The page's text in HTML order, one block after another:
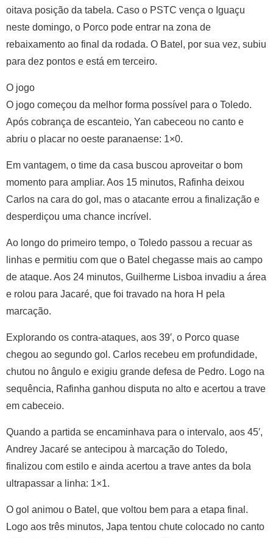
oitava posição da tabela. Caso o PSTC vença o Iguaçu
neste domingo, o Porco pode entrar na zona de
rebaixamento ao final da rodada. O Batel, por sua vez, subiu
para dez pontos e está em terceiro.
O jogo
O jogo começou da melhor forma possível para o Toledo.
Após cobrança de escanteio, Yan cabeceou no canto e
abriu o placar no oeste paranaense: 1×0.
Em vantagem, o time da casa buscou aproveitar o bom
momento para ampliar. Aos 15 minutos, Rafinha deixou
Carlos na cara do gol, mas o atacante errou a finalização e
desperdiçou uma chance incrível.
Ao longo do primeiro tempo, o Toledo passou a recuar as
linhas e permitiu com que o Batel chegasse mais ao campo
de ataque. Aos 24 minutos, Guilherme Lisboa invadiu a área
e rolou para Jacaré, que foi travado na hora H pela
marcação.
Explorando os contra-ataques, aos 39′, o Porco quase
chegou ao segundo gol. Carlos recebeu em profundidade,
chutou no ângulo e exigiu grande defesa de Pedro. Logo na
sequência, Rafinha ganhou disputa no alto e acertou a trave
em cabeceio.
Quando a partida se encaminhava para o intervalo, aos 45′,
Andrey Jacaré se antecipou à marcação do Toledo,
finalizou com estilo e ainda acertou a trave antes da bola
ultrapassar a linha: 1×1.
O gol animou o Batel, que voltou bem para a etapa final.
Logo aos três minutos, Japa tentou chute colocado no canto